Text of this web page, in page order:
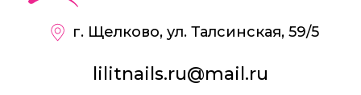
г. Щелково, ул. Талсинская, 59/5
lilitnails.ru@mail.ru